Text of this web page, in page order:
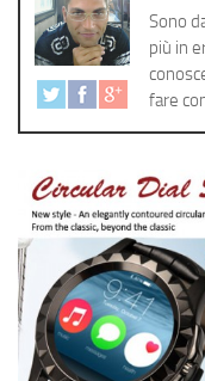
Sono
più in
fare